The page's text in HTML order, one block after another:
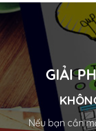
GIẢI
Nếu bạn cần